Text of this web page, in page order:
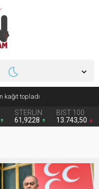
STERLİN
61,9228
BIST 100
13.743,50